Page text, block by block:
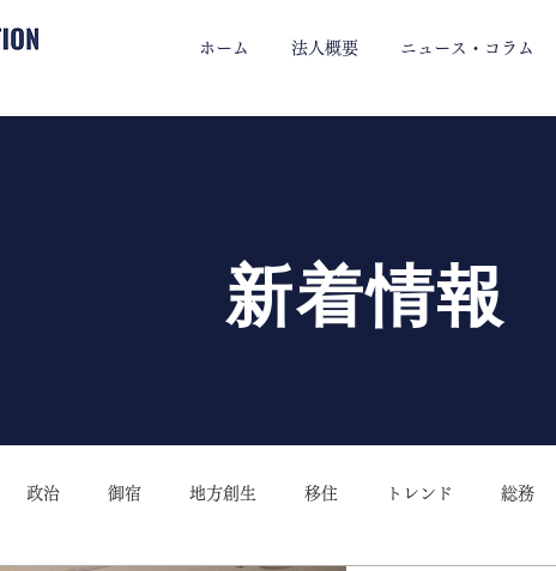
ホーム 法人概要 ニュース・コラム
新着情報
政治 御宿 地方創生 移住 トレンド 総務